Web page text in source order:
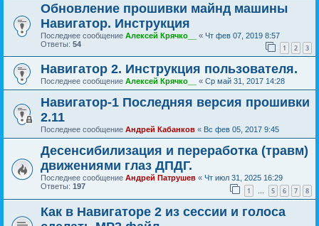
Обновление прошивки майнд машины
Навигатор. Инструкция
Последнее сообщение Алексей Крячко__ « Чт фев 07, 2019 8:57
Ответы: 54 1 2 3
Навигатор 2. Инструкция пользователя.
Последнее сообщение Алексей Крячко__ « Ср май 31, 2017 14:28
Навигатор-1 Последняя версия прошивки
2.11
Последнее сообщение Андрей Кабанков « Вс фев 05, 2017 9:45
Десенсибилизация и переработка (травм)
движениями глаз ДПДГ.
Последнее сообщение Андрей Патрушев « Чт июл 31, 2025 16:29
Ответы: 197 1 … 5 6 7 8
Как в Навигаторе 2 из сессии и голоса